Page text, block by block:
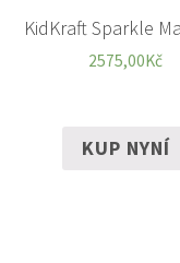
KidKraft Sparkle
2575,00Kč
KUP NYNÍ